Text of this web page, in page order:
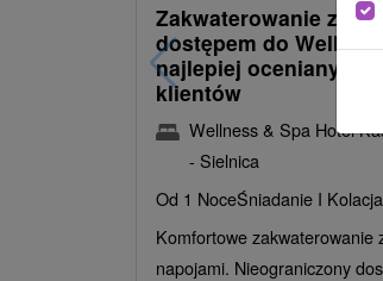
Zakwaterowanie z
dostępem do
najlepiej ocenianych
klientów
Wellness & Spa Hotel
- Sielnica
Od 1 NoceŚniadanie I Kolacja
Komfortowe zakwaterowanie
napojami. Nieograniczony